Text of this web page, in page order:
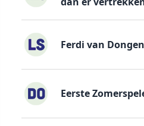
Ferdi van
Eerste